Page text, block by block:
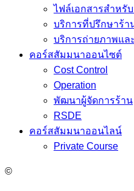
ไฟล์เอกสารสำหรั
บริการที่ปรึกษาร้า
บริการถ่ายภาพแล
คอร์สสัมมนาออนไซต์
Cost Control
Operation
พัฒนาผู้จัดการร้าน
RSDE
คอร์สสัมมนาออนไลน์
Private Course
©